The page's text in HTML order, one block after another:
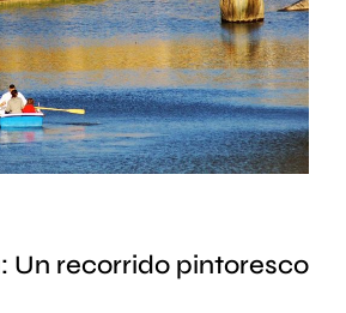
Un recorrido pintoresco